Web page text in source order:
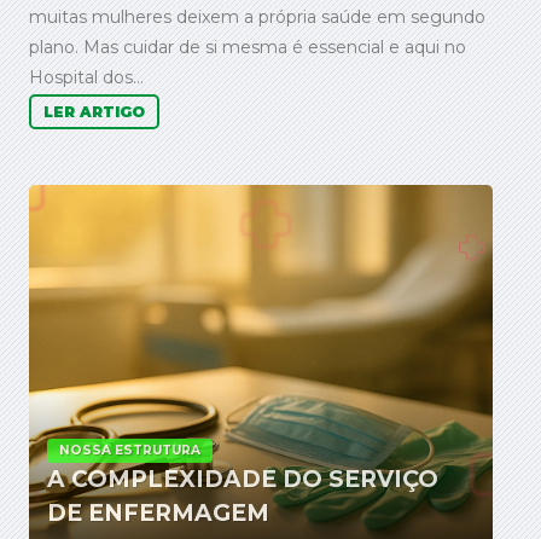
muitas mulheres deixem a própria saúde em segundo
plano. Mas cuidar de si mesma é essencial e aqui no
Hospital dos...
LER ARTIGO
NOSSA ESTRUTURA
A COMPLEXIDADE DO SERVIÇO
DE ENFERMAGEM